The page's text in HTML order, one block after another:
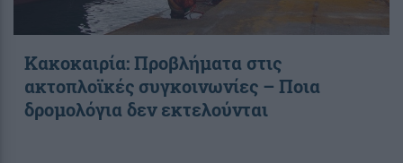
Κακοκαιρία: Προβλήματα στις
ακτοπλοϊκές συγκοινωνίες – Ποια
δρομολόγια δεν εκτελούνται